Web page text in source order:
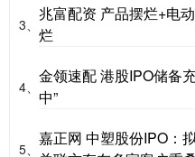
3、
兆富配资 产品摆烂+电
烂
4、
金领速配 港股IPO储备
中”
5、
嘉正网 中塑股份IPO：